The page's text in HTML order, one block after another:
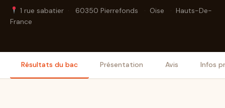
1 rue sabatier · 60350 Pierrefonds · Oise · Hauts-De-
France
Résultats du bac Présentation Avis Infos